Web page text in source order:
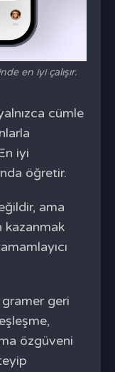
en iyi çalışır.
cümle
iyi
öğretir.
ama
kazanmak
geri
özgüveni